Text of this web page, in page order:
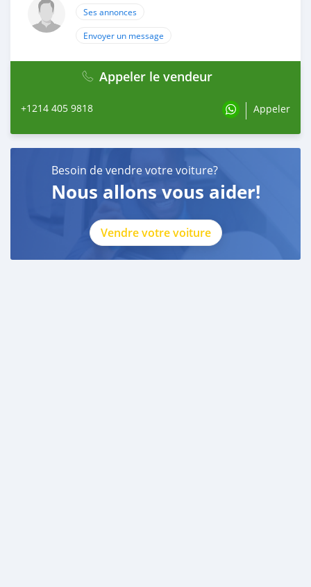
Ses annonces
Envoyer un message
Appeler le vendeur
+1214 405 9818 Appeler
Besoin de vendre votre voiture?
Nous allons vous aider!
Vendre votre voiture